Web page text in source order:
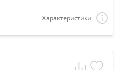
Характеристики